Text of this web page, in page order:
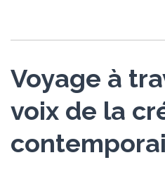
Voyage à
voix de la